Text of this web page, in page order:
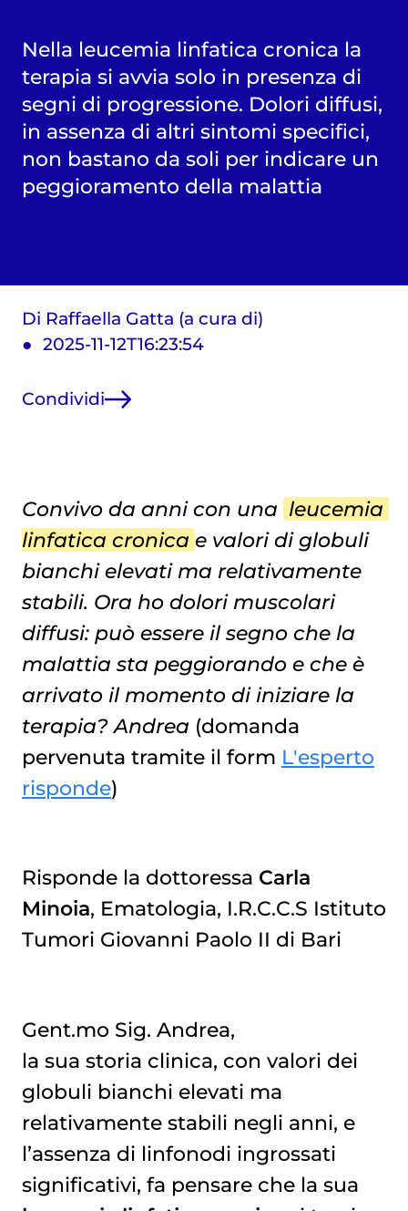
Nella leucemia linfatica cronica la
terapia si avvia solo in presenza di
segni di progressione. Dolori diffusi,
in assenza di altri sintomi specifici,
non bastano da soli per indicare un
peggioramento della malattia
Di Raffaella Gatta (a cura di)
2025-11-12T16:23:54
Condividi
Convivo da anni con una leucemia
linfatica cronica e valori di globuli
bianchi elevati ma relativamente
stabili. Ora ho dolori muscolari
diffusi: può essere il segno che la
malattia sta peggiorando e che è
arrivato il momento di iniziare la
terapia? Andrea (domanda
pervenuta tramite il form L'esperto
risponde)
Risponde la dottoressa Carla
Minoia, Ematologia, I.R.C.C.S Istituto
Tumori Giovanni Paolo II di Bari
Gent.mo Sig. Andrea,
la sua storia clinica, con valori dei
globuli bianchi elevati ma
relativamente stabili negli anni, e
l’assenza di linfonodi ingrossati
significativi, fa pensare che la sua